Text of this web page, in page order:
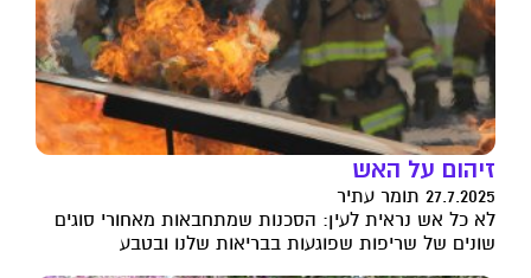
זיהום על האש
27.7.2025 תומר עתיר
לא כל אש נראית לעין: הסכנות שמתחבאות מאחורי סוגים
שונים של שריפות שפוגעות בבריאות שלנו ובטבע